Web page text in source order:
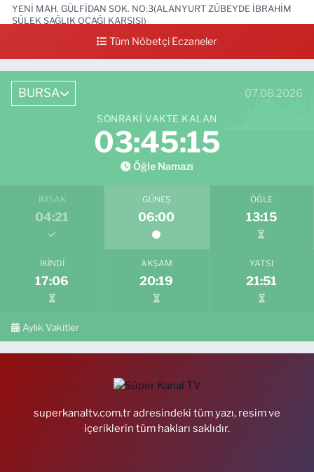
YENİ MAH. GÜLFİDAN SOK. NO:3(ALANYURT ZÜBEYDE İBRAHİM
SÜLEK SAĞLIK OCAĞI KARŞISI)
0 (531) 239 44 04 Yol Tarifi Al
Tüm Nöbetçi Eczaneler
BURSA 07.08.2026
SONRAKI VAKTE KALAN
03:45:14
Öğle Namazı
İMSAK
04:21
GÜNEŞ
06:00
ÖĞLE
13:15
İKINDI
17:06
AKŞAM
20:19
YATSI
21:51
Aylık Vakitler
superkanaltv.com.tr adresindeki tüm yazı, resim ve
içeriklerin tüm hakları saklıdır.